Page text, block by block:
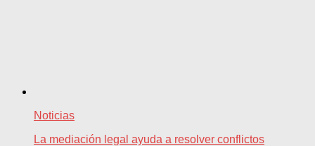
Noticias
La mediación legal ayuda a resolver conflictos